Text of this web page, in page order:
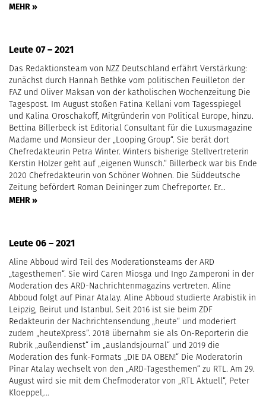
MEHR »
Leute 07 – 2021
Das Redaktionsteam von NZZ Deutschland erfährt Verstärkung:
zunächst durch Hannah Bethke vom politischen Feuilleton der
FAZ und Oliver Maksan von der katholischen Wochenzeitung Die
Tagespost. Im August stoßen Fatina Kellani vom Tagesspiegel
und Kalina Oroschakoff, Mitgründerin von Political Europe, hinzu.
Bettina Billerbeck ist Editorial Consultant für die Luxusmagazine
Madame und Monsieur der „Looping Group“. Sie berät dort
Chefredakteurin Petra Winter. Winters bisherige Stellvertreterin
Kerstin Holzer geht auf „eigenen Wunsch.“ Billerbeck war bis Ende
2020 Chefredakteurin von Schöner Wohnen. Die Süddeutsche
Zeitung befördert Roman Deininger zum Chefreporter. Er…
MEHR »
Leute 06 – 2021
Aline Abboud wird Teil des Moderationsteams der ARD
„tagesthemen“. Sie wird Caren Miosga und Ingo Zamperoni in der
Moderation des ARD-Nachrichtenmagazins vertreten. Aline
Abboud folgt auf Pinar Atalay. Aline Abboud studierte Arabistik in
Leipzig, Beirut und Istanbul. Seit 2016 ist sie beim ZDF
Redakteurin der Nachrichtensendung „heute“ und moderiert
zudem „heuteXpress“. 2018 übernahm sie als On-Reporterin die
Rubrik „außendienst“ im „auslandsjournal“ und 2019 die
Moderation des funk-Formats „DIE DA OBEN!“ Die Moderatorin
Pinar Atalay wechselt von den „ARD-Tagesthemen“ zu RTL. Am 29.
August wird sie mit dem Chefmoderator von „RTL Aktuell“, Peter
Kloeppel,…